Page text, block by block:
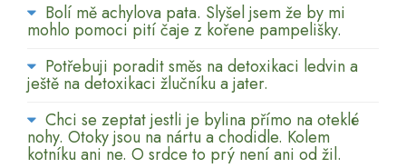
Bolí mě achylova pata. Slyšel jsem že by mi
mohlo pomoci pití čaje z kořene pampelišky.
Potřebuji poradit směs na detoxikaci ledvin a
ještě na detoxikaci žlučníku a jater.
Chci se zeptat jestli je bylina přímo na oteklé
nohy. Otoky jsou na nártu a chodidle. Kolem
kotníku ani ne. O srdce to prý není ani od žil.